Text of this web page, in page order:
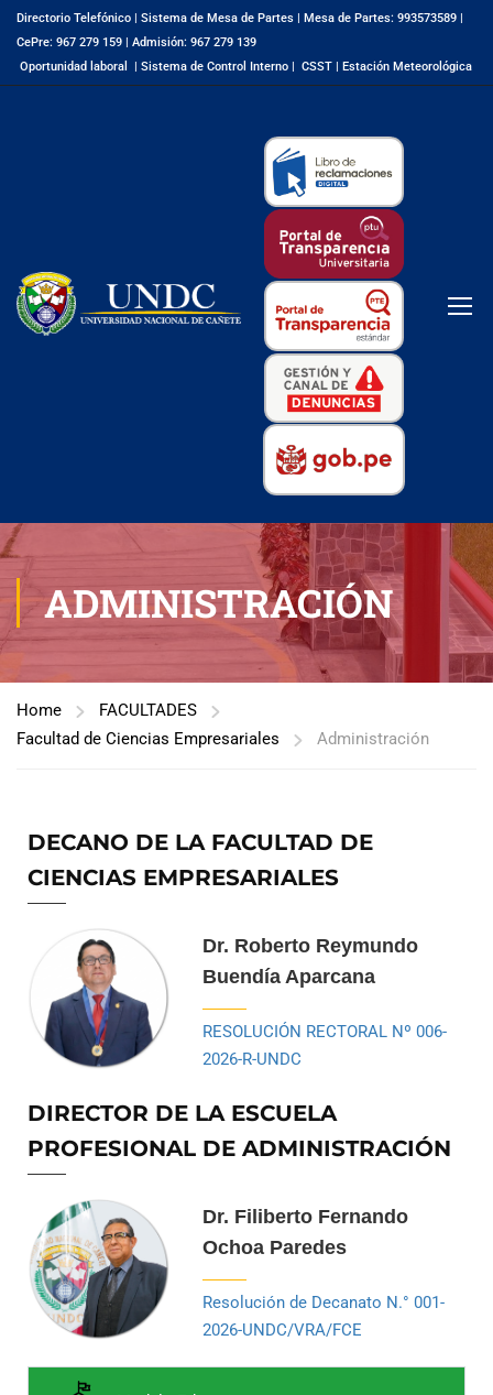
Directorio Telefónico | Sistema de Mesa de Partes | Mesa de Partes: 993573589 |
CePre: 967 279 159 | Admisión: 967 279 139
Oportunidad laboral
| Sistema de Control Interno | CSST | Estación Meteorológica
ADMINISTRACIÓN
Home
FACULTADES
Facultad de Ciencias Empresariales
Administración
DECANO DE LA FACULTAD DE
CIENCIAS EMPRESARIALES
Dr. Roberto Reymundo
Buendía Aparcana
RESOLUCIÓN RECTORAL Nº 006-
2026-R-UNDC
DIRECTOR DE LA ESCUELA
PROFESIONAL DE ADMINISTRACIÓN
Dr. Filiberto Fernando
Ochoa Paredes
Resolución de Decanato N.° 001-
2026-UNDC/VRA/FCE